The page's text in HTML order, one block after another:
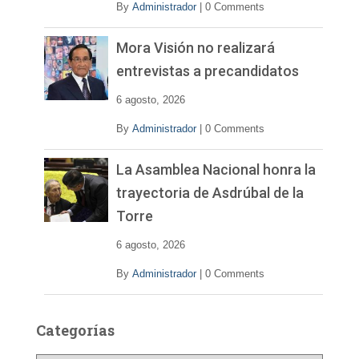
By Administrador 0 Comments
Mora Visión no realizará
entrevistas a precandidatos
6 agosto, 2026
By Administrador 0 Comments
La Asamblea Nacional honra la
trayectoria de Asdrúbal de la
Torre
6 agosto, 2026
By Administrador 0 Comments
Categorías